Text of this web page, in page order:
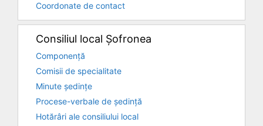
Coordonate de contact
Consiliul local Șofronea
Componență
Comisii de specialitate
Minute ședințe
Procese-verbale de ședință
Hotărâri ale consiliului local